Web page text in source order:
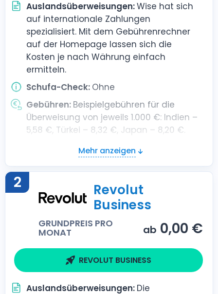
Auslandsüberweisungen:Wise hat sich
auf internationale Zahlungen
spezialisiert. Mit dem Gebührenrechner
auf der Homepage lassen sich die
Kosten je nach Währung einfach
ermitteln.
Schufa-Check: Ohne
Gebühren: Beispielgebühren für die
Überweisung von jeweils 1.000 €: Indien –
5,58 €, Türkei – 8,32 €, Japan – 8,20 €.
Mehr anzeigen
2
Revolut
Business
GRUNDPREIS PRO
MONAT ab 0,00 €
REVOLUT BUSINESS
Auslandsüberweisungen: Die